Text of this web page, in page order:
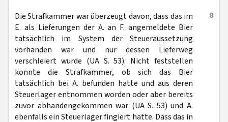
8
Die Strafkammer war überzeugt davon, dass das im
E. als Lieferungen der A. an F. angemeldete Bier
tatsächlich im System der Steueraussetzung
vorhanden war und nur dessen Lieferweg
verschleiert wurde (UA S. 53). Nicht feststellen
konnte die Strafkammer, ob sich das Bier
tatsächlich bei A. befunden hatte und aus deren
Steuerlager entnommen worden oder aber bereits
zuvor abhandengekommen war (UA S. 53) und A.
ebenfalls ein Steuerlager fingiert hatte. Dass das in